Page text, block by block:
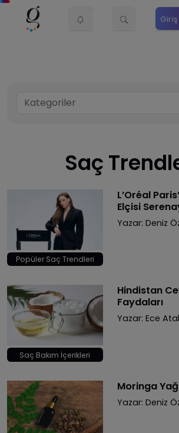
Saç
Popüler Saç Trendleri
L’Oréal
Elçisi
Yazar: Deniz
Saç Bakım İçerikleri
Hindistan
Faydaları
Yazar: Ece
Moringa
Yazar: Deniz